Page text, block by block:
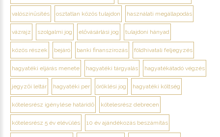
valószínűsítés osztatlan közös tulajdon használati megállapodás
vázrajz szolgalmi jog elővásárlási jog tulajdoni hányad
közös részek bejáró banki finanszírozás földhivatali feljegyzés
hagyatéki eljárás menete hagyatéki tárgyalás hagyatékátadó végzés
jegyzői leltár hagyatéki per öröklési jog hagyatéki költség
kötelesrész igénylése határidő kötelesrész debrecen
kötelesrész 5 év elévülés 10 év ajándékozás beszámítás